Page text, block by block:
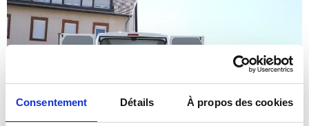
Consentement Détails À propos des cookies